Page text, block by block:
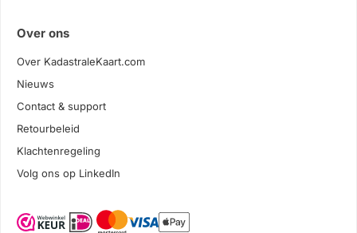
Over ons
Over KadastraleKaart.com
Nieuws
Contact & support
Retourbeleid
Klachtenregeling
Volg ons op LinkedIn